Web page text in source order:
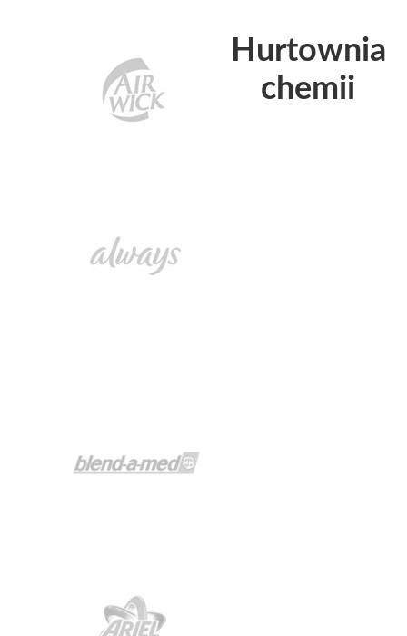
Hurtownia
chemii